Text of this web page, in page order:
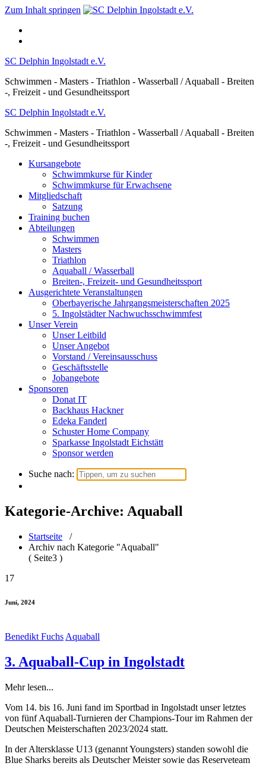
Zum Inhalt springen
SC Delphin Ingolstadt e.V.
Schwimmen - Masters - Triathlon - Wasserball / Aquaball - Breiten
-, Freizeit - und Gesundheitssport
SC Delphin Ingolstadt e.V.
Schwimmen - Masters - Triathlon - Wasserball / Aquaball - Breiten
-, Freizeit - und Gesundheitssport
Kursangebote
Schwimmkurse für Kinder
Schwimmkurse für Erwachsene
Mitgliedschaft
Satzung
Training buchen
Abteilungen
Schwimmen
Masters
Triathlon
Aquaball / Wasserball
Breiten-, Freizeit- und Gesundheitssport
Ausgerichtete Veranstaltungen
Oberbayerische Jahrgangsmeisterschaften 2025
5. Ingolstädter Nachwuchsschwimmfest
Unser Verein
Unser Leitbild
Unser Angebot
Vorstand / Vereinsausschuss
Geschäftsstelle
Jobangebote
Sponsoren
Donat IT
Backhaus Hackner
Edeka Fanderl
Schuster Home Company
Sparkasse Ingolstadt Eichstätt
Sponsor werden
Suche nach:
Kategorie-Archive: Aquaball
Startseite /
Archiv nach Kategorie "Aquaball"
( Seite3 )
17
Juni, 2024
Benedikt Fuchs Aquaball
3. Aquaball-Cup in Ingolstadt
Mehr lesen...
Vom 14. bis 16. Juni fand im Sportbad in Ingolstadt unser letztes
von fünf Aquaball-Turnieren der Champions-Tour im Rahmen der
Deutschen Meisterschaften 2023/2024 statt.
In der Altersklasse U13 (genannt Youngsters) standen sowohl die
Blue Sharks bereits als Deutscher Meister sowie das Reserveteam